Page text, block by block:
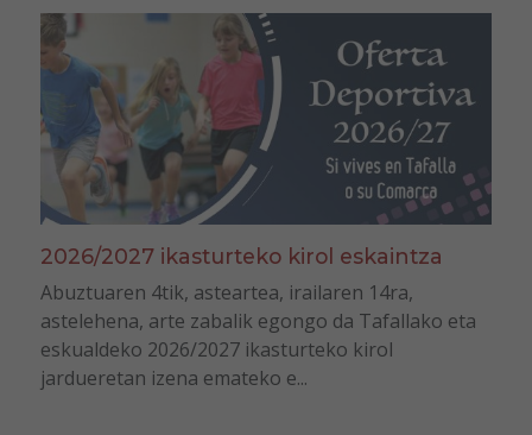
2026/2027 ikasturteko kirol eskaintza
Abuztuaren 4tik, asteartea, irailaren 14ra,
astelehena, arte zabalik egongo da Tafallako eta
eskualdeko 2026/2027 ikasturteko kirol
jardueretan izena emateko e...